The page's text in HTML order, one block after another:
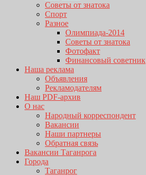
Советы от знатока
Спорт
Разное
Олимпиада-2014
Советы от знатока
Фотофакт
Финансовый советник
Наша реклама
Объявления
Рекламодателям
Наш PDF-архив
О нас
Народный корреспондент
Вакансии
Наши партнеры
Обратная связь
Вакансии Таганрога
Города
Таганрог